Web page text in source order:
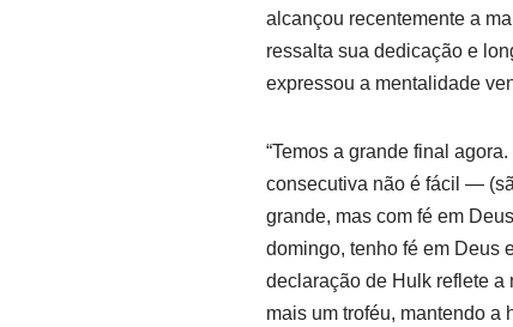
alcançou recentemente a
ressalta sua dedicação e
expressou a mentalidade
“Temos a grande final
consecutiva não é fácil —
grande, mas com fé em
domingo, tenho fé em Deus
declaração de Hulk reflete a
mais um troféu, mantendo a